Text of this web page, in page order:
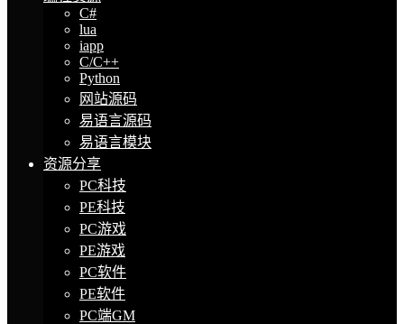
C#
lua
iapp
C/C++
Python
网站源码
易语言源码
易语言模块
资源分享
PC科技
PE科技
PC游戏
PE游戏
PC软件
PE软件
PC端GM